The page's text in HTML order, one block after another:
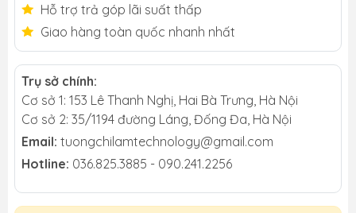
Hỗ trợ trả góp lãi suất thấp
Giao hàng toàn quốc nhanh nhất
Trụ sở chính:
Cơ sở 1: 153 Lê Thanh Nghị, Hai Bà Trưng, Hà Nội
Cơ sở 2: 35/1194 đường Láng, Đống Đa, Hà Nội
Email: tuongchilamtechnology@gmail.com
Hotline: 036.825.3885 - 090.241.2256